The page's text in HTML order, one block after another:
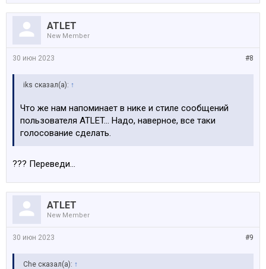
ATLET
New Member
#8
30 июн 2023
iks сказал(а): ↑
Что же нам напоминает в нике и стиле сообщений
пользователя ATLET... Надо, наверное, все таки
голосование сделать.
??? Переведи...
ATLET
New Member
#9
30 июн 2023
Che сказал(а): ↑